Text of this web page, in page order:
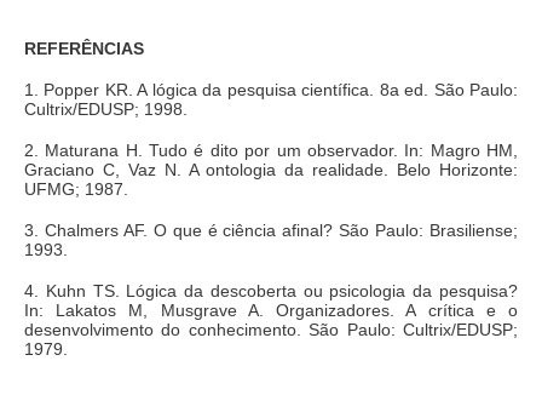
REFERÊNCIAS
1. Popper KR. A lógica da pesquisa científica. 8a ed. São Paulo:
Cultrix/EDUSP; 1998.
2. Maturana H. Tudo é dito por um observador. In: Magro HM,
Graciano C, Vaz N. A ontologia da realidade. Belo Horizonte:
UFMG; 1987.
3. Chalmers AF. O que é ciência afinal? São Paulo: Brasiliense;
1993.
4. Kuhn TS. Lógica da descoberta ou psicologia da pesquisa?
In: Lakatos M, Musgrave A. Organizadores. A crítica e o
desenvolvimento do conhecimento. São Paulo: Cultrix/EDUSP;
1979.